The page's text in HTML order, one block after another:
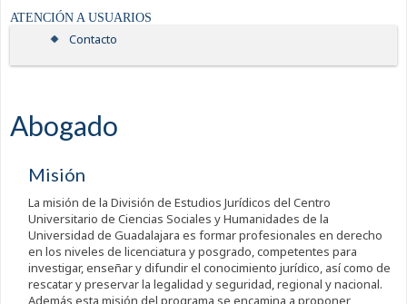
ATENCIÓN A USUARIOS
Contacto
Abogado
Misión
La misión de la División de Estudios Jurídicos del Centro
Universitario de Ciencias Sociales y Humanidades de la
Universidad de Guadalajara es formar profesionales en derecho
en los niveles de licenciatura y posgrado, competentes para
investigar, enseñar y difundir el conocimiento jurídico, así como de
rescatar y preservar la legalidad y seguridad, regional y nacional.
Además esta misión del programa se encamina a proponer